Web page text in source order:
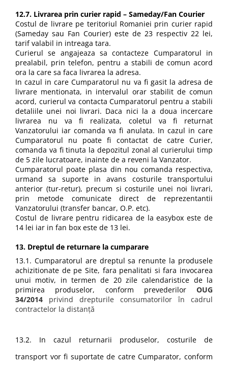
12.7. Livrarea prin curier rapid – Sameday/Fan Courier
Costul de livrare pe teritoriul Romaniei prin curier rapid
(Sameday sau Fan Courier) este de 23 respectiv 22 lei,
tarif valabil in intreaga tara.
Curierul se angajeaza sa contacteze Cumparatorul in
prealabil, prin telefon, pentru a stabili de comun acord
ora la care sa faca livrarea la adresa.
In cazul in care Cumparatorul nu va fi gasit la adresa de
livrare mentionata, in intervalul orar stabilit de comun
acord, curierul va contacta Cumparatorul pentru a stabili
detaliile unei noi livrari. Daca nici la a doua incercare
livrarea nu va fi realizata, coletul va fi returnat
Vanzatorului iar comanda va fi anulata. In cazul in care
Cumparatorul nu poate fi contactat de catre Curier,
comanda va fi tinuta la depozitul zonal al curierului timp
de 5 zile lucratoare, inainte de a reveni la Vanzator.
Cumparatorul poate plasa din nou comanda respectiva,
urmand sa suporte in avans costurile transportului
anterior (tur-retur), precum si costurile unei noi livrari,
prin metode comunicate direct de reprezentantii
Vanzatorului (transfer bancar, O.P. etc).
Costul de livrare pentru ridicarea de la easybox este de
14 lei iar in fan box este de 13 lei.
13. Dreptul de returnare la cumparare
13.1. Cumparatorul are dreptul sa renunte la produsele
achizitionate de pe Site, fara penalitati si fara invocarea
unui motiv, in termen de 20 zile calendaristice de la
primirea produselor, conform prevederilor
OUG
34/2014 privind drepturile consumatorilor în cadrul
contractelor la distanță
13.2. In cazul returnarii produselor, costurile de
transport vor fi suportate de catre Cumparator, conform